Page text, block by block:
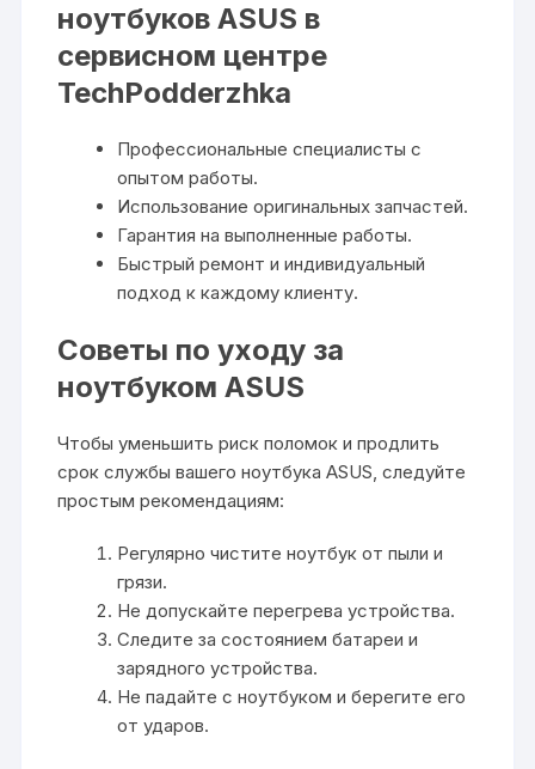
ноутбуков ASUS в
сервисном центре
TechPodderzhka
Профессиональные специалисты с
опытом работы.
Использование оригинальных запчастей.
Гарантия на выполненные работы.
Быстрый ремонт и индивидуальный
подход к каждому клиенту.
Советы по уходу за
ноутбуком ASUS
Чтобы уменьшить риск поломок и продлить
срок службы вашего ноутбука ASUS, следуйте
простым рекомендациям:
Регулярно чистите ноутбук от пыли и
грязи.
Не допускайте перегрева устройства.
Следите за состоянием батареи и
зарядного устройства.
Не падайте с ноутбуком и берегите его
от ударов.